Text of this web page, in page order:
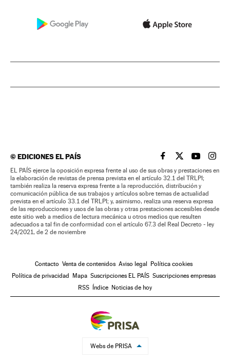
©EDICIONES EL PAÍS EL PAÍS BRASIL EN
EL PAÍSEL PAÍS
EL
EL PAÍS ejerce la oposición expresa frente al uso de sus obras y prestaciones en
la elaboración de revistas de prensa prevista en el artículo 32.1 del TRLPI;
también realiza la reserva expresa frente a la reproducción, distribución y
comunicación pública de sus trabajos y artículos sobre temas de actualidad
prevista en el artículo 33.1 del TRLPI; y, asimismo, realiza una reserva expresa
de las reproducciones y usos de las obras y otras prestaciones accesibles desde
este sitio web a medios de lectura mecánica u otros medios que resulten
adecuados a tal fin de conformidad con el artículo 67.3 del Real Decreto - ley
24/2021, de 2 de noviembre
Contacto Venta de contenidos Aviso legal
Política cookies
Política de privacidad
Mapa Suscripciones EL PAÍS Suscripciones empresas
RSS
Índice Noticias de hoy
Webs de PRISA